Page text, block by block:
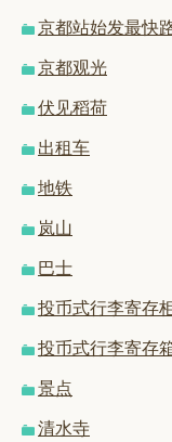
京都站始发最快
京都观光
伏见稻荷
出租车
地铁
岚山
巴士
投币式行李寄存
投币式行李寄存
景点
清水寺